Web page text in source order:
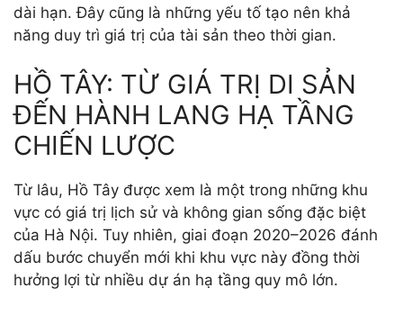
dài hạn. Đây cũng là những yếu tố tạo nên khả
năng duy trì giá trị của tài sản theo thời gian.
HỒ TÂY: TỪ GIÁ TRỊ DI SẢN
ĐẾN HÀNH LANG HẠ TẦNG
CHIẾN LƯỢC
Từ lâu, Hồ Tây được xem là một trong những khu
vực có giá trị lịch sử và không gian sống đặc biệt
của Hà Nội. Tuy nhiên, giai đoạn 2020–2026 đánh
dấu bước chuyển mới khi khu vực này đồng thời
hưởng lợi từ nhiều dự án hạ tầng quy mô lớn.